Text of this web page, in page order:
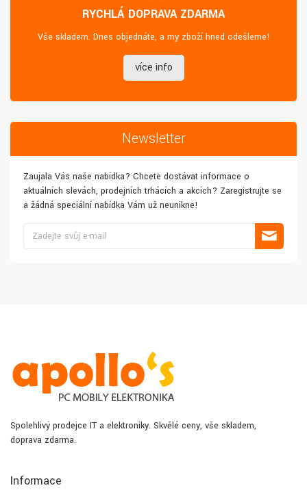
RYCHLÁ DOPRAVA ZDARMA
Vše skladem. Dnes objednáte, a my zboží hned odešleme!
více info
Newsletter
Zaujala Vás naše nabídka? Chcete dostávat informace o
aktuálních slevách, prodejních trhácích a akcích? Zaregistrujte se
a žádná speciální nabídka Vám už neunikne!
Spolehlivý prodejce IT a elektroniky. Skvělé ceny, vše skladem,
doprava zdarma.
Informace